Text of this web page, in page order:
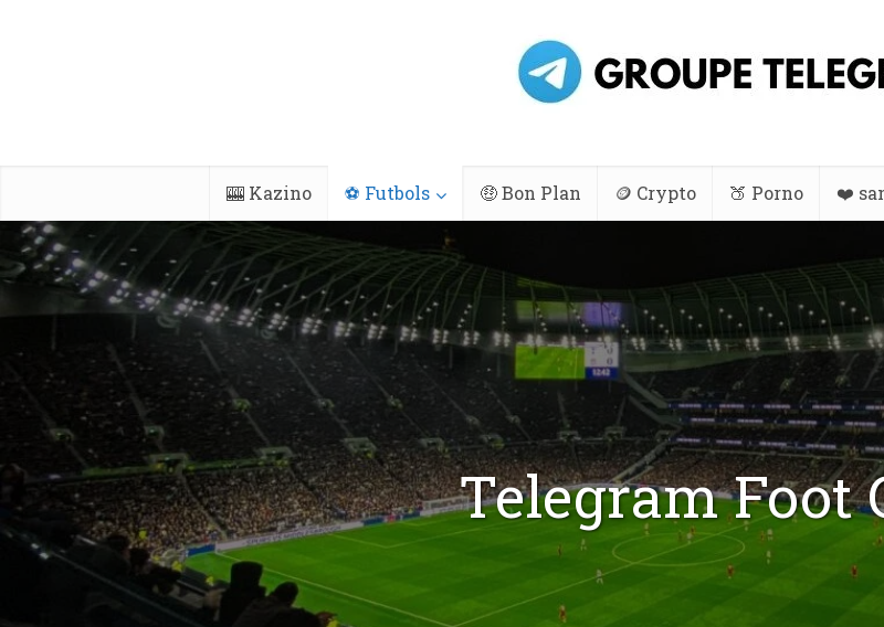
🎰 Kazino ⚽ Futbols 🤑 Bon Plan 🪙 Crypto 🍑 Porno ❤️
Telegram Foot